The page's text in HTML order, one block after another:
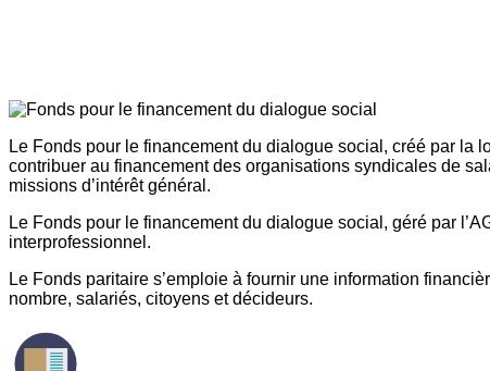
Le Fonds pour le financement du dialogue social, créé par la
contribuer au financement des organisations syndicales de
missions d’intérêt général.
Le Fonds pour le financement du dialogue social, géré par
interprofessionnel.
Le Fonds paritaire s’emploie à fournir une information
nombre, salariés, citoyens et décideurs.